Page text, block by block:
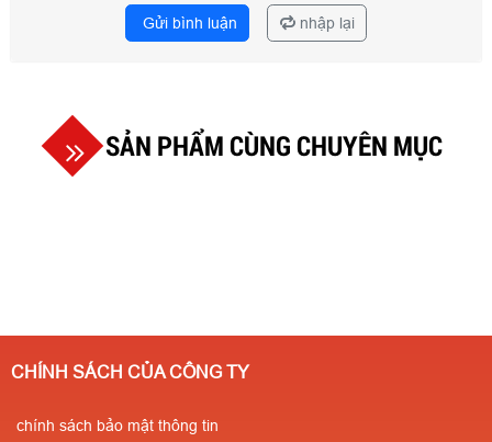
Gửi bình luận nhập lại
SẢN PHẨM CÙNG CHUYÊN MỤC
CHÍNH SÁCH CỦA CÔNG TY
chính sách bảo mật thông tin